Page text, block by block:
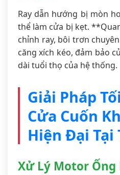
Ray dẫn hướng bị mòn
thể làm cửa bị kẹt.
chỉnh ray, bôi trơn
căng xích kéo, đảm bảo
dài tuổi thọ của hệ thống.
Giải Pháp
Cửa Cuốn
Hiện Đại Tại
Xử Lý Motor Ống